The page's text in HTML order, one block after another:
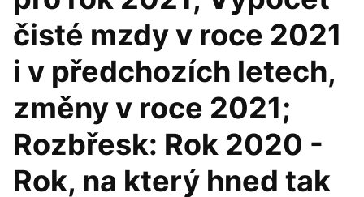
čisté mzdy v roce 2021
i v předchozích letech,
změny v roce 2021;
Rozbřesk: Rok 2020 -
Rok, na který hned tak